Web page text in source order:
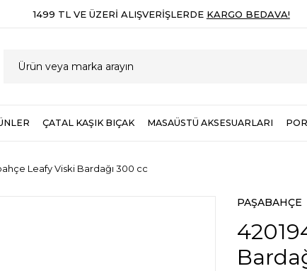
1499 TL VE ÜZERI ALIŞVERIŞLERDE KARGO BEDAVA!
ÇATAL KAŞIK BIÇAK MASAÜSTÜ AKSESUARLARI
Leafy Viski Bardağı 300 cc
PAŞABAHÇE